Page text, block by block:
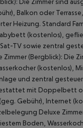
Balkon oder
Heizung. Standard
(kostenlos),
TV sowie zentral
(Bergblick): Die
(kostenlos),
und zentral
mit Doppelbett
Gebühr), Internet
Deluxe
Boden,